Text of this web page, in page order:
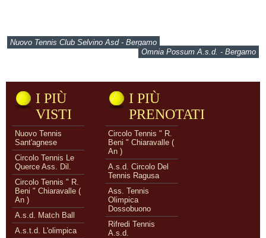
Nuovo Tennis Club Selvino Asd - Bergamo
Omnia Possum A.s.d. - Bergamo
I PIÙ
VISTI
Nuovo Tennis
Sant'agnese
Circolo Tennis Le
Querce Ass. Dil.
Circolo Tennis " R.
Beni " Chiaravalle (
An )
A.s.d. Match Ball
A.s.t.d. L'olimpica
I PIÙ
PRENOTATI
Circolo Tennis " R.
Beni " Chiaravalle (
An )
A.s.d. Circolo Del
Tennis Ragusa
Ass. Tennis
Olimpica
Dossobuono
Rifredi Tennis
A.s.d.